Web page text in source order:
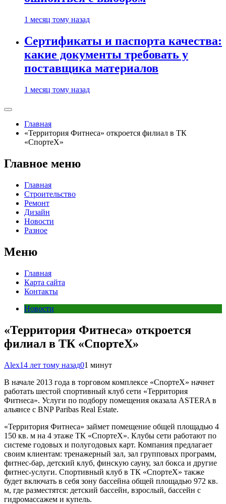
1 месяц тому назад
Сертификаты и паспорта качества:
какие документы требовать у
поставщика материалов
1 месяц тому назад
Главная
«Территория Фитнеса» откроется филиал в ТК
«СпортеX»
Главное меню
Главная
Строительство
Ремонт
Дизайн
Новости
Разное
Меню
Главная
Карта сайта
Контакты
Новости
«Территория Фитнеса» откроется
филиал в ТК «СпортеX»
Alex14 лет тому назад01 минут
В начале 2013 года в торговом комплексе «СпортеX» начнет
работать шестой спортивный клуб сети «Территория
Фитнеса». Услуги по подбору помещения оказала ASTERA в
альянсе с BNP Paribas Real Estate.
«Территория Фитнеса» займет помещение общей площадью 4
150 кв. м на 4 этаже ТК «СпортеX». Клубы сети работают по
системе годовых и полугодовых карт. Компания предлагает
своим клиентам: тренажерный зал, зал групповых программ,
фитнес-бар, детский клуб, финскую сауну, зал бокса и другие
фитнес-услуги. Спортивный клуб в ТК «СпортеХ» также
будет включать в себя зону бассейна общей площадью 972 кв.
м, где разместятся: детский бассейн, взрослый, бассейн с
гидромассажем и купель.